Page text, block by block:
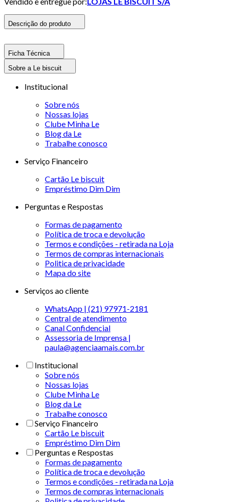
Descrição do produto
Ficha Técnica
Sobre a Le biscuit
Institucional
Sobre nós
Nossas lojas
Clube Minha Le
Blog da Le
Trabalhe conosco
Serviço Financeiro
Cartão Le biscuit
Empréstimo Dim Dim
Perguntas e Respostas
Formas de pagamento
Política de troca e devolução
Termos e condições - retirada na Loja
Termos de compras internacionais
Politica de privacidade
Mapa do site
Serviços ao cliente
WhatsApp | (21) 97971-2181
Central de atendimento
Canal Confidencial
Assessoria de Imprensa |
paula@agenciaamais.com.br
Institucional
Sobre nós
Nossas lojas
Clube Minha Le
Blog da Le
Trabalhe conosco
Serviço Financeiro
Cartão Le biscuit
Empréstimo Dim Dim
Perguntas e Respostas
Formas de pagamento
Política de troca e devolução
Termos e condições - retirada na Loja
Termos de compras internacionais